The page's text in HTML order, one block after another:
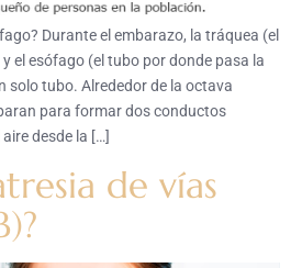
Durante el embarazo, la tráquea (el
el esófago (el tubo por donde pasa la
solo tubo. Alrededor de la octava
para formar dos conductos
desde la […]
de vías